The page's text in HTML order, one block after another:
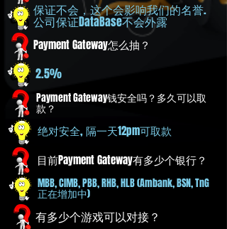
保证不会，这个会影响我们的名誉.
公司保证DataBase不会外露
Payment Gateway怎么抽？
2.5%
Payment Gateway钱安全吗？多久可以取
款？
绝对安全, 隔一天12pm可取款
目前Payment Gateway有多少个银行？
MBB, CIMB, PBB, RHB, HLB (Ambank, BSN, TnG
正在增加中)
有多少个游戏可以对接？